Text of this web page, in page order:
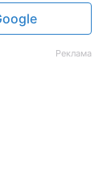
Реклама